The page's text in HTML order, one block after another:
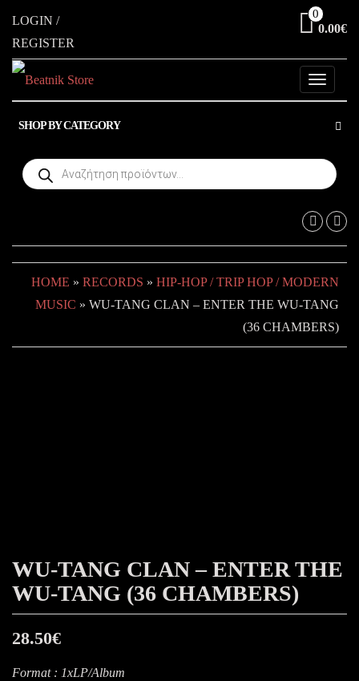
content
LOGIN /
REGISTER
0
0.00€
Toggle
SHOP BY CATEGORY
Products
search
HOME » RECORDS » HIP-HOP / TRIP HOP / MODERN
MUSIC » WU-TANG CLAN – ENTER THE WU-TANG
(36 CHAMBERS)
WU-TANG CLAN – ENTER THE
WU-TANG (36 CHAMBERS)
28.50€
Format : 1xLP/Album